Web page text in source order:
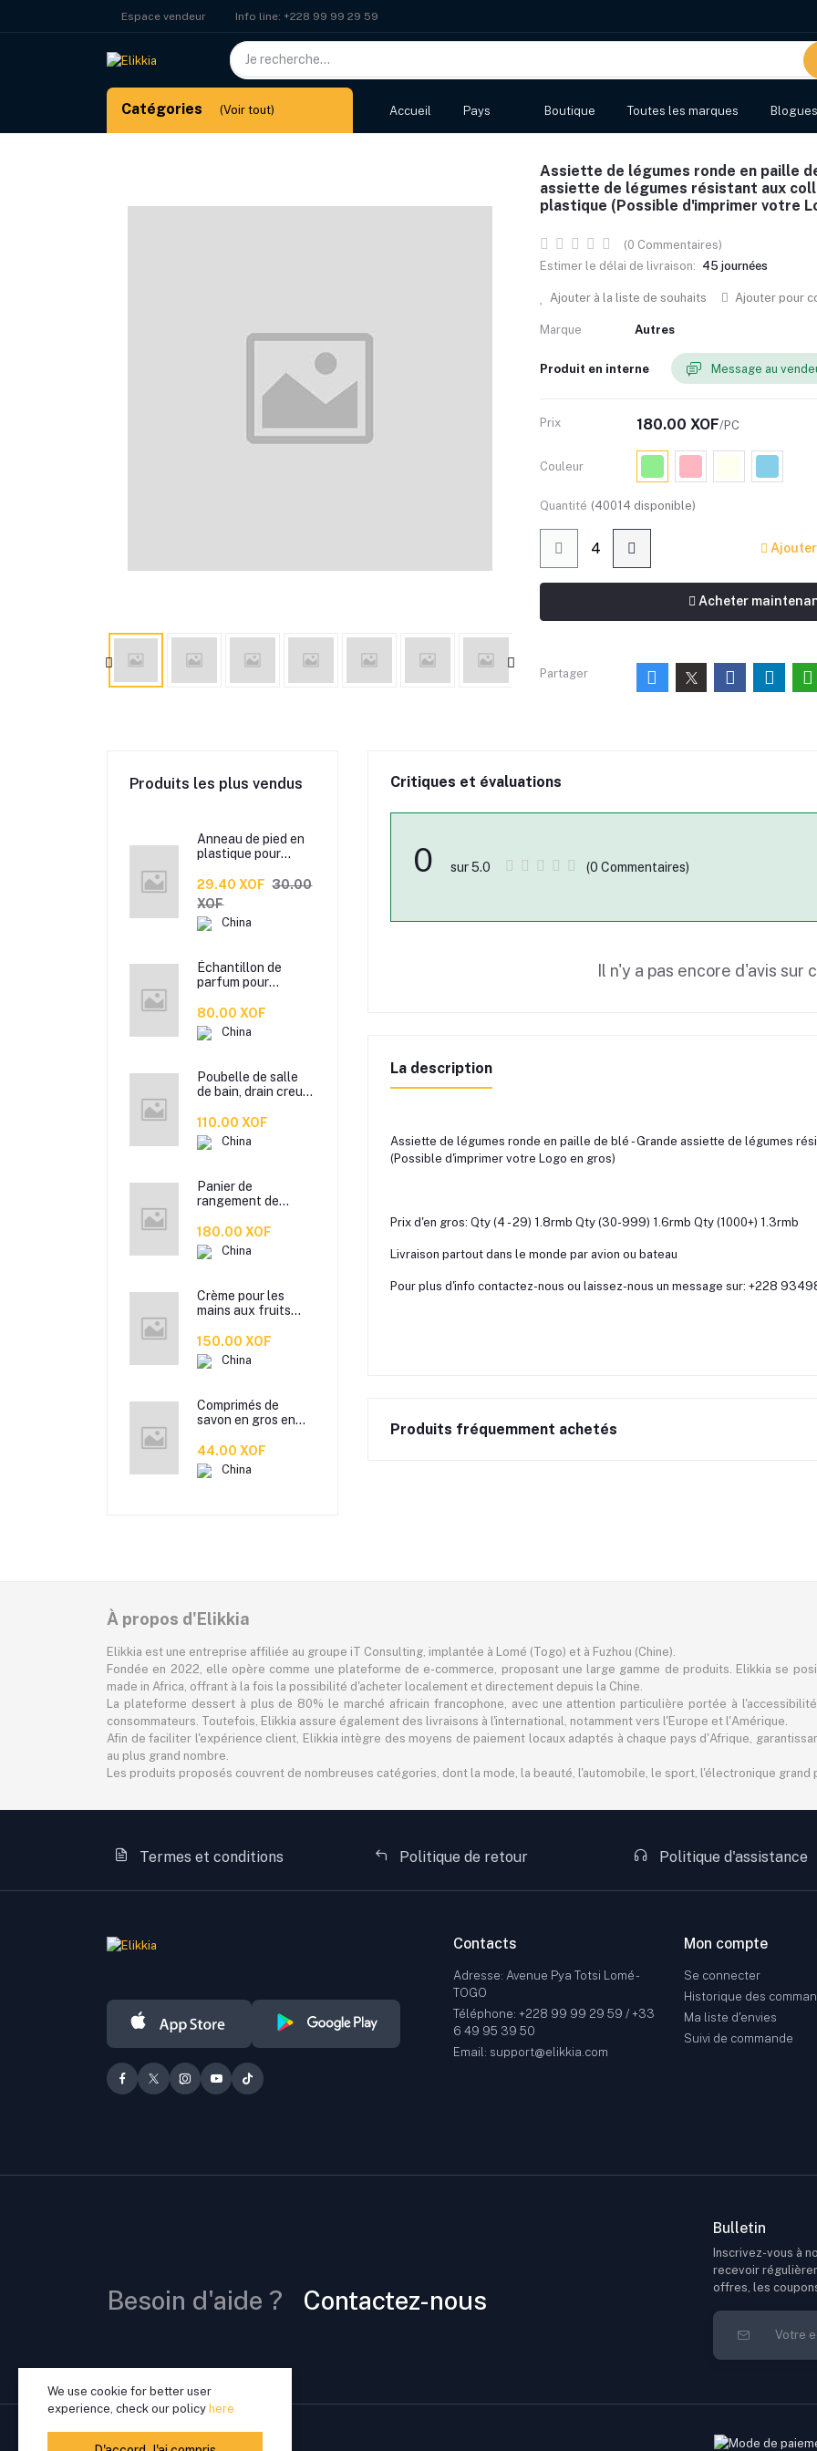
Espace vendeur Info line: +228 99 99 29 59
Catégories (Voir tout) Accueil Pays Boutique Toutes les marques Blogues
Assiette de légumes ronde en paille
assiette de légumes résistant aux
plastique (Possible d'imprimer votre
(0 Commentaires)
Estimer le délai de livraison: 45 journées
Ajouter à la liste de souhaits Ajouter pour
Marque Autres
Produit en interne Message au
Prix 180.00 XOF/PC
Couleur
Quantité (40014 disponible)
Acheter
Partager
Produits les plus vendus
Anneau de pied en
plastique pour
Anneau de pied de
pigeon, Étiquette
d’anneaux de pied
pour oiseaux
29.40 XOF 30.00
XOF
China
Échantillon de
parfum pour
de marque
Xiaocheng Yixiang
2 ml Parfum de
80.00 XOF
China
Poubelle de salle
de bain, drain creux
corbeille à papier de
cuisine de bureau à
domicile,
110.00 XOF
China
Panier de
rangement de
imitation en
plastique, de
cuisine boîte de
collation boîte de
rangement de salle
de bain
180.00 XOF
China
Crème pour les
mains aux fruits
transfrontalière
Crème pour les
mains d'automne et
facial 80g
150.00 XOF
China
Comprimés de
savon en gros en
antibactérien. pour
étudiants hommes
et femmes portent
44.00 XOF
China
Critiques et évaluations
0 sur 5.0 (0 Commentaires)
Il n'y a pas encore d'avis sur
La description
Assiette de légumes ronde en paille de blé - Grande assiette de légumes
(Possible d'imprimer votre Logo en gros)
Prix d'en gros: Qty (4 - 29) 1.8rmb Qty (30-999) 1.6rmb Qty (1000+) 1.3rmb
Livraison partout dans le monde par avion ou bateau
Pour plus d'info contactez-nous ou laissez-nous un message sur: +228
Produits fréquemment achetés
À propos d'Elikkia
Elikkia est une entreprise affiliée au groupe iT Consulting, implantée à Lomé (Togo) et à Fuzhou (Chine).
Fondée en 2022, elle opère comme une plateforme de e-commerce, proposant une large gamme de produits. Elikkia se
made in Africa, offrant à la fois la possibilité d'acheter localement et directement depuis la Chine.
La plateforme dessert à plus de 80% le marché africain francophone, avec une attention particulière portée à
consommateurs. Toutefois, Elikkia assure également des livraisons à l'international, notamment vers l'Europe et l'Amérique.
Afin de faciliter l'expérience client, Elikkia intègre des moyens de paiement locaux adaptés à chaque pays d'Afrique,
au plus grand nombre.
Les produits proposés couvrent de nombreuses catégories, dont la mode, la beauté, l'automobile, le sport, l'électronique grand
Termes et conditions Politique de retour Politique d'assistance
Contacts
Adresse: Avenue Pya Totsi Lomé -
TOGO
Téléphone: +228 99 99 29 59 / +33
6 49 95 39 50
Email: support@elikkia.com
Mon compte
Se connecter
Historique des
Ma liste d'envies
Suivi de commande
Besoin d'aide ? Contactez-nous
Bulletin
Inscrivez-vous à
recevoir
offres, les
We use cookie for better user
experience, check our policy here